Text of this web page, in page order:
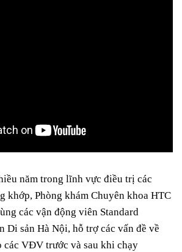
năm trong lĩnh vực điều trị các
khớp, Phòng khám Chuyên khoa HTC
các vận động viên Standard
Di sản Hà Nội, hỗ trợ các vấn đề về
các VĐV trước và sau khi chạy